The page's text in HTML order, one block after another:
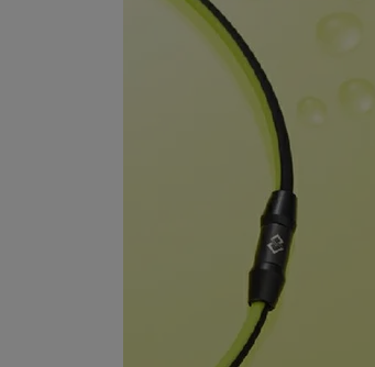
アウトドア 登山
キャップ･ハット･ニット
全てのカテゴリを見る
キャンプ・フェス